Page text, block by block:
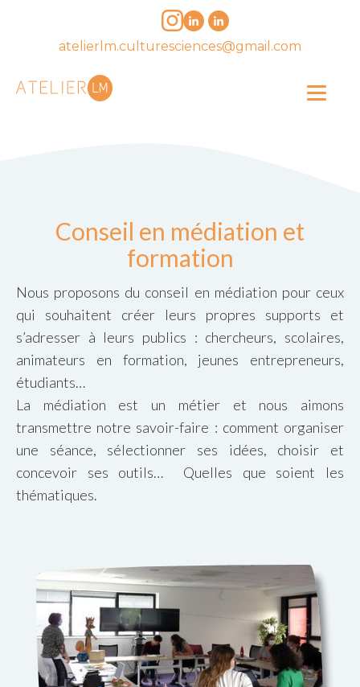
atelierlm.culturesciences@gmail.com
Conseil en médiation et
formation
Nous proposons du conseil en médiation pour ceux
qui souhaitent créer leurs propres supports et
s’adresser à leurs publics : chercheurs, scolaires,
animateurs en formation, jeunes entrepreneurs,
étudiants…
La médiation est un métier et nous aimons
transmettre notre savoir-faire : comment organiser
une séance, sélectionner ses idées, choisir et
concevoir ses outils… Quelles que soient les
thématiques.